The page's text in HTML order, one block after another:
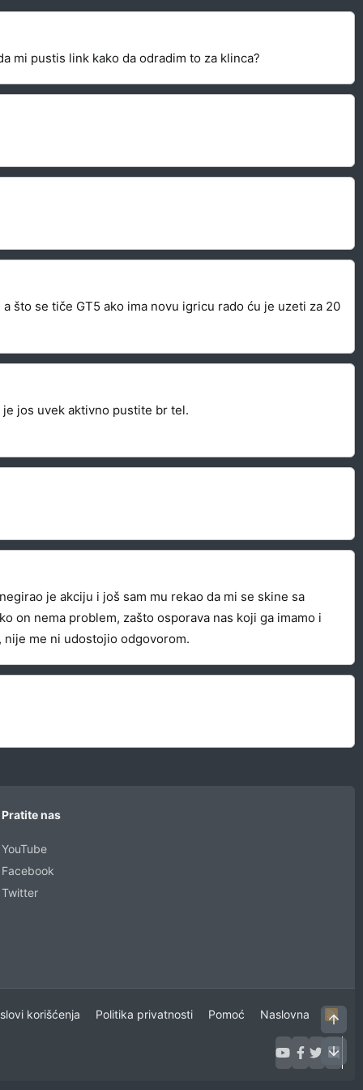
mi pustis link kako da odradim to za klinca?
što se tiče GT5 ako ima novu igricu rado ću je uzeti za 20
jos uvek aktivno pustite br tel.
je akciju i još sam mu rekao da mi se skine sa
on nema problem, zašto osporava nas koji ga imamo i
nije me ni udostojio odgovorom.
Pratite nas
YouTube
Facebook
Twitter
korišćenja Politika privatnosti Pomoć Naslovna
R
S
Dno